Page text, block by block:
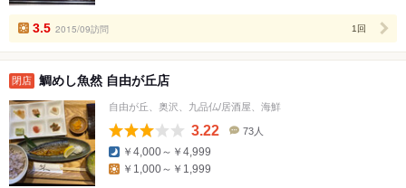
数
3.5 2015/09訪問 1回
閉店 鯛めし魚然 自由が丘店
自由が丘、奥沢、九品仏/居酒屋、海鮮
3.22 73人
￥4,000～￥4,999
￥1,000～￥1,999